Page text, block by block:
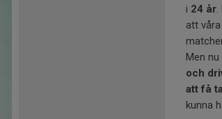
i 24 år.
att
Men
och
att få
kunna